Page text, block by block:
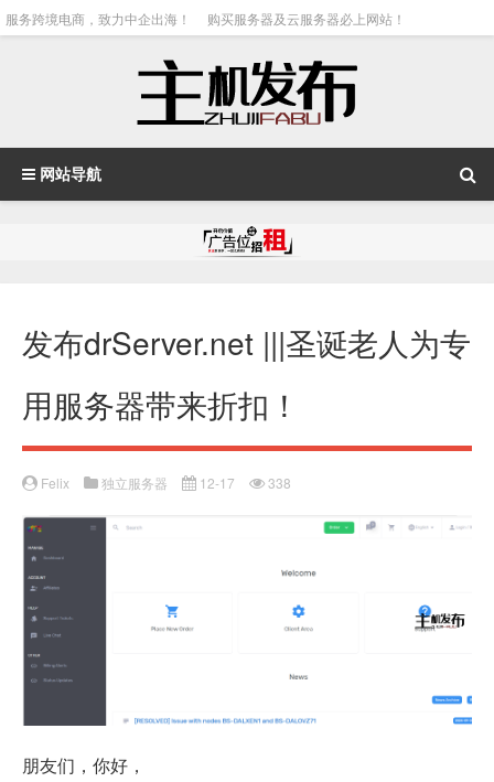
服务跨境电商，致力中企出海！ 购买服务器及云服务器必上网站！
网站导航
发布drServer.net |||圣诞老人为专
用服务器带来折扣！
Felix 独立服务器 12-17 338
朋友们，你好，